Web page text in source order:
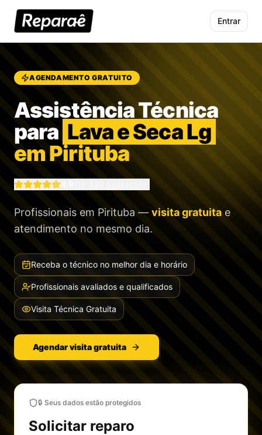
Entrar
AGENDAMENTO GRATUITO
Assistência Técnica
para Lava e Seca Lg
em Pirituba
Profissionais em Pirituba — visita gratuita e
atendimento no mesmo dia.
Receba o técnico no melhor dia e horário
Profissionais avaliados e qualificados
Visita Técnica Gratuita
Agendar visita gratuita
🔒 Seus dados estão protegidos
Solicitar reparo